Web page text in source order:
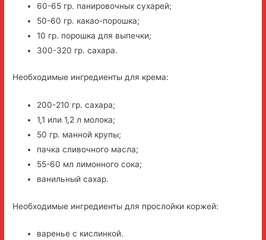
60-65 гр. панировочных сухарей;
50-60 гр. какао-порошка;
10 гр. порошка для выпечки;
300-320 гр. сахара.
Необходимые ингредиенты для крема:
200-210 гр. сахара;
1,1 или 1,2 л молока;
50 гр. манной крупы;
пачка сливочного масла;
55-60 мл лимонного сока;
ванильный сахар.
Необходимые ингредиенты для прослойки коржей:
варенье с кислинкой.